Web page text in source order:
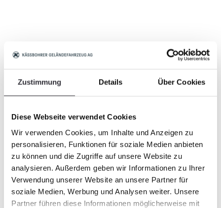
Zustimmung Details Über Cookies
Diese Webseite verwendet Cookies
Wir verwenden Cookies, um Inhalte und Anzeigen zu
personalisieren, Funktionen für soziale Medien anbieten
zu können und die Zugriffe auf unsere Website zu
analysieren. Außerdem geben wir Informationen zu Ihrer
Verwendung unserer Website an unsere Partner für
soziale Medien, Werbung und Analysen weiter. Unsere
Partner führen diese Informationen möglicherweise mit